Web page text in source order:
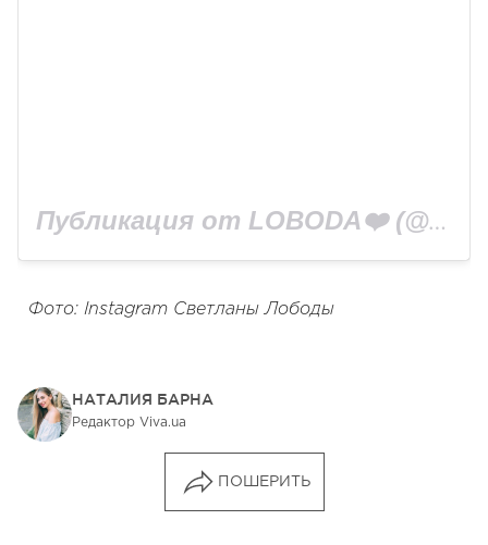
Публикация от LOBODA❤️ (@lobodaofficial)
Фото: Instagram Светланы Лободы
НАТАЛИЯ БАРНА
Редактор Viva.ua
ПОШЕРИТЬ